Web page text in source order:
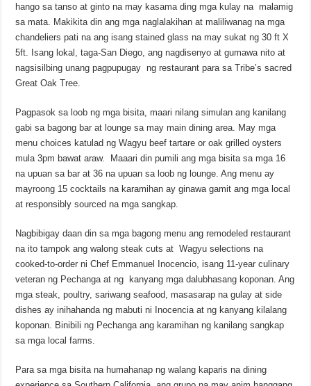
hango sa tanso at ginto na may kasama ding mga kulay na malamig
sa mata. Makikita din ang mga naglalakihan at maliliwanag na mga
chandeliers pati na ang isang stained glass na may sukat ng 30 ft X
5ft. Isang lokal, taga-San Diego, ang nagdisenyo at gumawa nito at
nagsisilbing unang pagpupugay ng restaurant para sa Tribe’s sacred
Great Oak Tree.
Pagpasok sa loob ng mga bisita, maari nilang simulan ang kanilang
gabi sa bagong bar at lounge sa may main dining area. May mga
menu choices katulad ng Wagyu beef tartare or oak grilled oysters
mula 3pm bawat araw. Maaari din pumili ang mga bisita sa mga 16
na upuan sa bar at 36 na upuan sa loob ng lounge. Ang menu ay
mayroong 15 cocktails na karamihan ay ginawa gamit ang mga local
at responsibly sourced na mga sangkap.
Nagbibigay daan din sa mga bagong menu ang remodeled restaurant
na ito tampok ang walong steak cuts at Wagyu selections na
cooked-to-order ni Chef Emmanuel Inocencio, isang 11-year culinary
veteran ng Pechanga at ng kanyang mga dalubhasang koponan. Ang
mga steak, poultry, sariwang seafood, masasarap na gulay at side
dishes ay inihahanda ng mabuti ni Inocencia at ng kanyang kilalang
koponan. Binibili ng Pechanga ang karamihan ng kanilang sangkap
sa mga local farms.
Para sa mga bisita na humahanap ng walang kaparis na dining